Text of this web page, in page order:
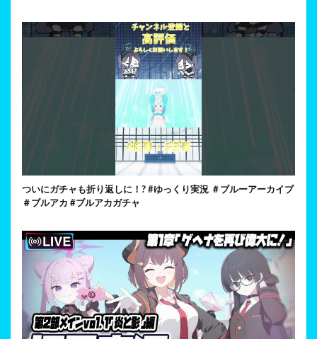
ついにガチャも折り返しに！? #ゆっくり実況 ＃ブルーアーカイブ
＃ブルアカ #ブルアカガチャ